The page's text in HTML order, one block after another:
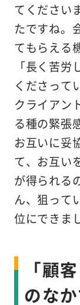
てください
たですね。
てもらえる
「長く苦
くださって
クライアン
る種の緊張
お互いに妥
て、お互い
が得られる
ん、狙って
位にできま
「顧
のな